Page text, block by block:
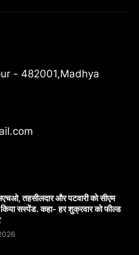
- 482001,Madhya
तहसीलदार और पटवारी को सीएम
किया सस्पेंड. कहा- हर शुक्रवार को फील्ड